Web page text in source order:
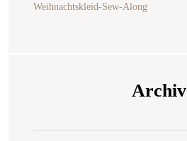
Weihnachtskleid-Sew-Along
Archiv